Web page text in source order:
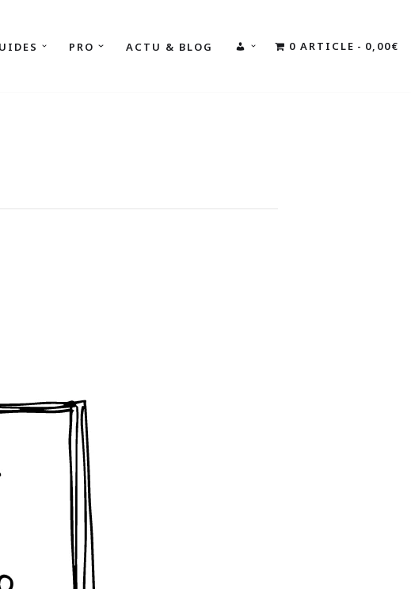
PRO ACTU & BLOG
MON
0 ARTICLE 0,00€